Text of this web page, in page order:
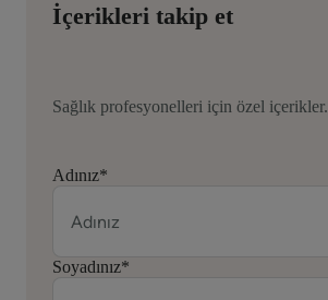
İçerikleri takip et
Sağlık profesyonelleri için özel içerikler.
Adınız*
Soyadınız*